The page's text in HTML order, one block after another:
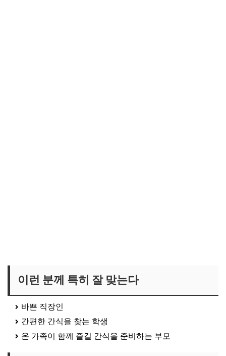
이런 분께 특히 잘 맞는다
바쁜 직장인
간편한 간식을 찾는 학생
온 가족이 함께 즐길 간식을 준비하는 부모